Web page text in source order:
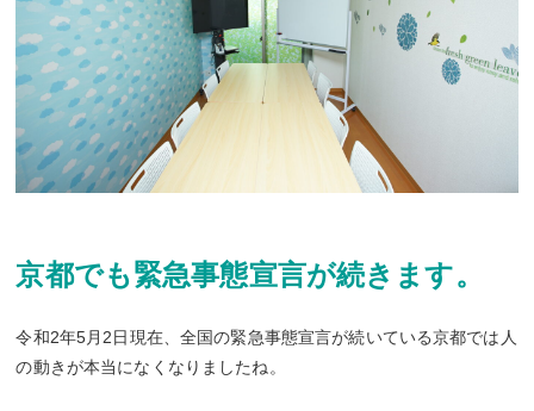
京都でも緊急事態宣言が続きます。
令和2年5月2日現在、全国の緊急事態宣言が続いている京都では人
の動きが本当になくなりましたね。